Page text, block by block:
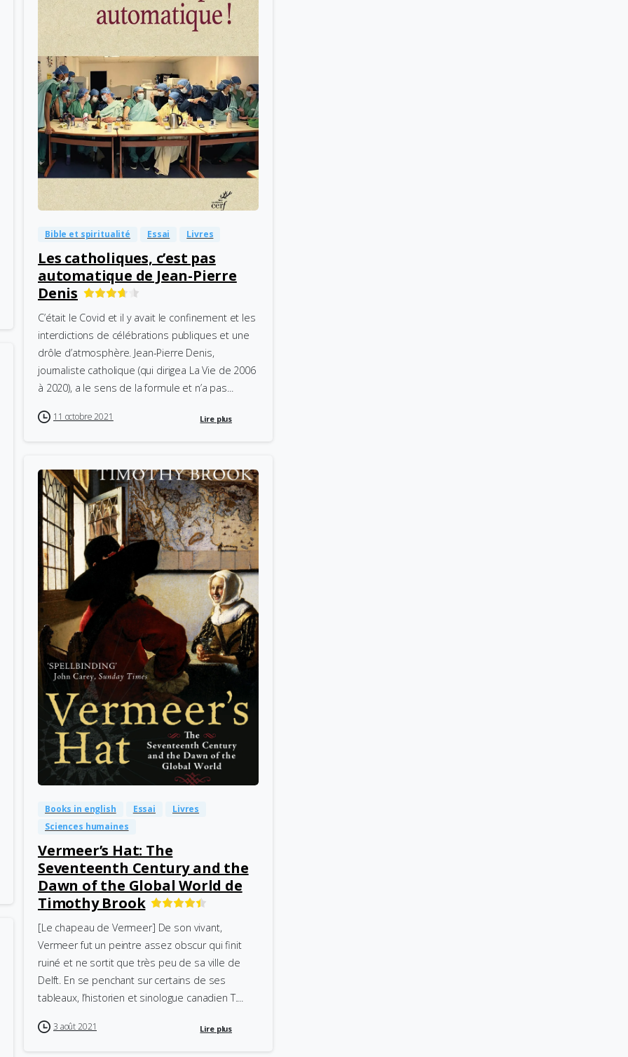
-
Bible et spiritualité Essai Livres
Les catholiques, c’est pas
automatique de Jean-Pierre
Denis
C’était le Covid et il y avait le confinement et les
interdictions de célébrations publiques et une
drôle d’atmosphère. Jean-Pierre Denis,
journaliste catholique (qui dirigea La Vie de 2006
à 2020), a le sens de la formule et n’a pas...
11 octobre 2021 Lire plus
0 -
Books in english Essai
Livres
Sciences humaines
Vermeer’s Hat: The
Seventeenth Century and the
Dawn of the Global World de
Timothy Brook
[Le chapeau de Vermeer] De son vivant,
Vermeer fut un peintre assez obscur qui finit
ruiné et ne sortit que très peu de sa ville de
Delft. En se penchant sur certains de ses
tableaux, l’historien et sinologue canadien T....
3 août 2021 Lire plus